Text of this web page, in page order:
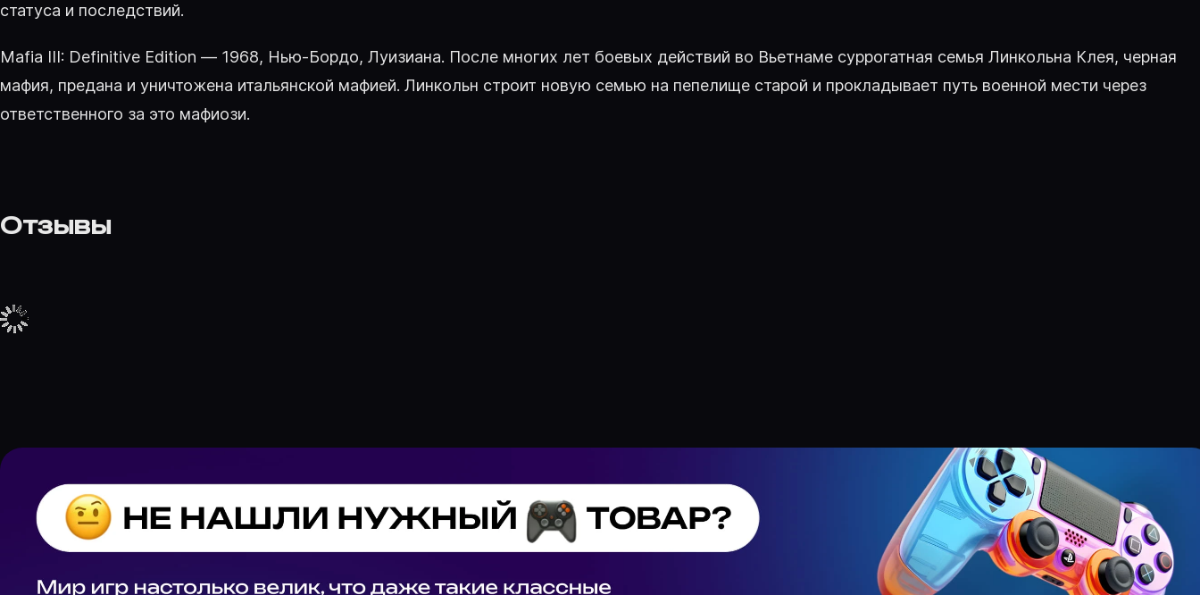
статуса и последствий.
Mafia III: Definitive Edition — 1968, Нью-Бордо, Луизиана. После многих лет боевых действий во Вьетнаме суррогатная семья Линкольна Клея, черная
мафия, предана и уничтожена итальянской мафией. Линкольн строит новую семью на пепелище старой и прокладывает путь военной мести через
ответственного за это мафиози.
Отзывы